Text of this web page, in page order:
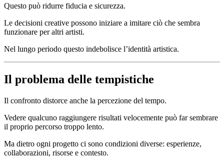
Questo può ridurre fiducia e sicurezza.
Le decisioni creative possono iniziare a imitare ciò che sembra
funzionare per altri artisti.
Nel lungo periodo questo indebolisce l’identità artistica.
Il problema delle tempistiche
Il confronto distorce anche la percezione del tempo.
Vedere qualcuno raggiungere risultati velocemente può far sembrare
il proprio percorso troppo lento.
Ma dietro ogni progetto ci sono condizioni diverse: esperienze,
collaborazioni, risorse e contesto.